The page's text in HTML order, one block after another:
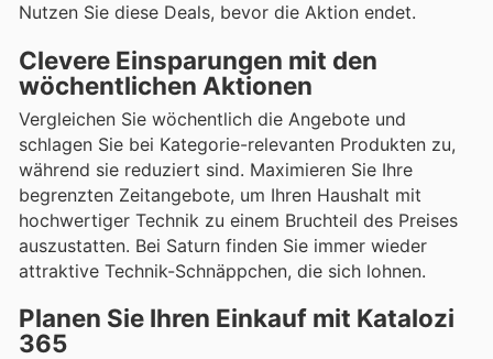
Nutzen Sie diese Deals, bevor die Aktion endet.
Clevere Einsparungen mit den
wöchentlichen Aktionen
Vergleichen Sie wöchentlich die Angebote und
schlagen Sie bei Kategorie-relevanten Produkten zu,
während sie reduziert sind. Maximieren Sie Ihre
begrenzten Zeitangebote, um Ihren Haushalt mit
hochwertiger Technik zu einem Bruchteil des Preises
auszustatten. Bei Saturn finden Sie immer wieder
attraktive Technik-Schnäppchen, die sich lohnen.
Planen Sie Ihren Einkauf mit Katalozi
365